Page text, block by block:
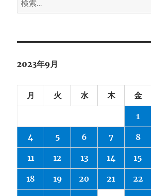
索:
2023年9月
月 火 水 木 金
1
4 5 6 7 8
11 12 13 14 15
18 19 20 21 22